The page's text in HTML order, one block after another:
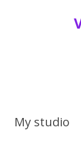
My studio